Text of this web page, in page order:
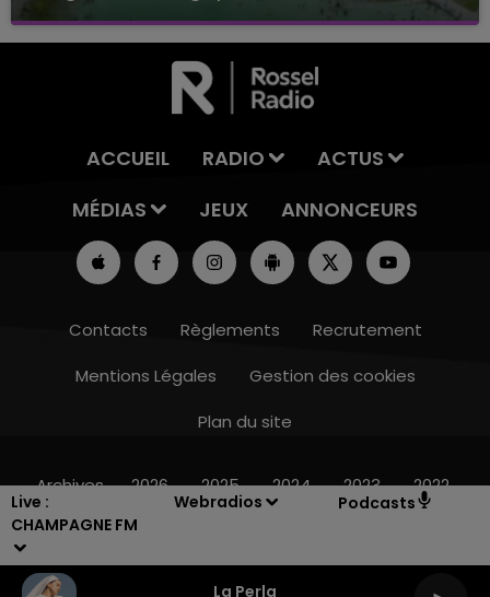
Live :
CHAMPAGNE FM
Webradios Podcasts
La Perla
10h00 - 14h00
Baignade biologique de Connantre
ACCUEIL RADIO
ACTUS
MÉDIAS
JEUX ANNONCEURS
Contacts Règlements
Recrutement
Mentions Légales
Gestion des cookies
Plan du site
Archives 2026 2025 2024 2023 2022